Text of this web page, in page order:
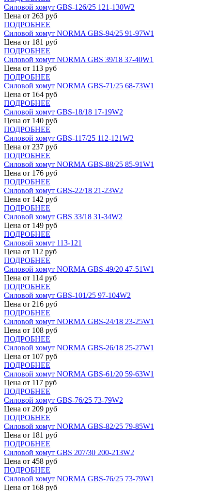
Силовой хомут GBS-126/25 121-130W2
Цена от 263 руб
ПОДРОБНЕЕ
Силовой хомут NORMA GBS-94/25 91-97W1
Цена от 181 руб
ПОДРОБНЕЕ
Силовой хомут NORMA GBS 39/18 37-40W1
Цена от 113 руб
ПОДРОБНЕЕ
Силовой хомут NORMA GBS-71/25 68-73W1
Цена от 164 руб
ПОДРОБНЕЕ
Силовой хомут GBS-18/18 17-19W2
Цена от 140 руб
ПОДРОБНЕЕ
Силовой хомут GBS-117/25 112-121W2
Цена от 237 руб
ПОДРОБНЕЕ
Силовой хомут NORMA GBS-88/25 85-91W1
Цена от 176 руб
ПОДРОБНЕЕ
Силовой хомут GBS-22/18 21-23W2
Цена от 142 руб
ПОДРОБНЕЕ
Силовой хомут GBS 33/18 31-34W2
Цена от 149 руб
ПОДРОБНЕЕ
Силовой хомут 113-121
Цена от 112 руб
ПОДРОБНЕЕ
Силовой хомут NORMA GBS-49/20 47-51W1
Цена от 114 руб
ПОДРОБНЕЕ
Силовой хомут GBS-101/25 97-104W2
Цена от 216 руб
ПОДРОБНЕЕ
Силовой хомут NORMA GBS-24/18 23-25W1
Цена от 108 руб
ПОДРОБНЕЕ
Силовой хомут NORMA GBS-26/18 25-27W1
Цена от 107 руб
ПОДРОБНЕЕ
Силовой хомут NORMA GBS-61/20 59-63W1
Цена от 117 руб
ПОДРОБНЕЕ
Силовой хомут GBS-76/25 73-79W2
Цена от 209 руб
ПОДРОБНЕЕ
Силовой хомут NORMA GBS-82/25 79-85W1
Цена от 181 руб
ПОДРОБНЕЕ
Силовой хомут GBS 207/30 200-213W2
Цена от 458 руб
ПОДРОБНЕЕ
Силовой хомут NORMA GBS-76/25 73-79W1
Цена от 168 руб